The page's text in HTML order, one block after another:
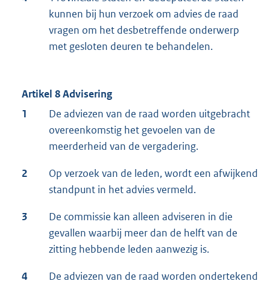
kunnen bij hun verzoek om advies de raad
vragen om het desbetreffende onderwerp
met gesloten deuren te behandelen.
Artikel 8 Advisering
1
De adviezen van de raad worden uitgebracht
overeenkomstig het gevoelen van de
meerderheid van de vergadering.
2
Op verzoek van de leden, wordt een afwijkend
standpunt in het advies vermeld.
3
De commissie kan alleen adviseren in die
gevallen waarbij meer dan de helft van de
zitting hebbende leden aanwezig is.
4
De adviezen van de raad worden ondertekend